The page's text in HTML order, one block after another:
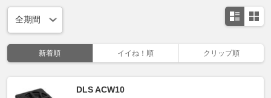
新着順 イイね！順 クリップ順
DLS ACW10